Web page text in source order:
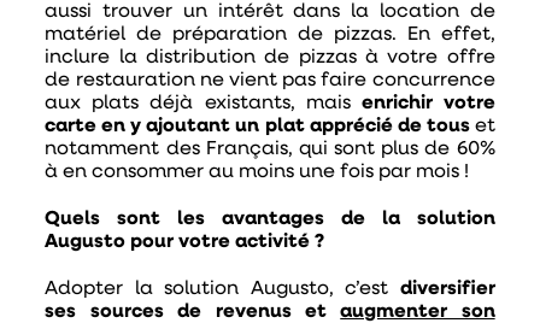
aussitrouver un intérêt dans la location de
matériel de préparation de pizzas. En effet,
inclure la distribution de pizzas à votre offre
de restauration ne vient pas faire concurrence
aux plats déjà existants, mais enrichir votre
carte en y ajoutant un plat apprécié de touset
notamment des Français, qui sont plus de 60%
à en consommer au moins une fois par mois !
Quels sont les avantages de la solution
Augusto pour votre activité ?
Adopter la solution Augusto, c’est diversifier
ses sources de revenus etaugmenter son